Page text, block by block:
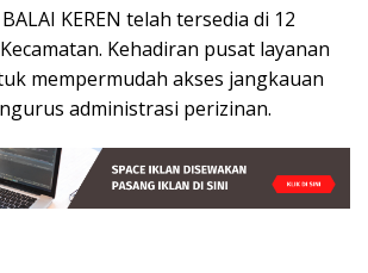
KEREN telah tersedia di 12
Kehadiran pusat layanan
mempermudah akses jangkauan
administrasi perizinan.